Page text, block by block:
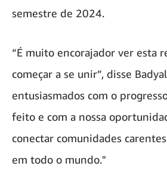
semestre de 2024.
“É muito encorajador ver esta
começar a se unir”, disse
entusiasmados com o
feito e com a nossa
conectar comunidades
em todo o mundo."